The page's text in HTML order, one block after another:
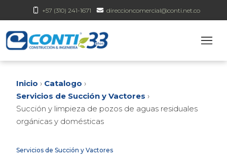
+57 (310) 241-1671 direccioncomercial@conti.net.co
Inicio › Catalogo ›
Servicios de Succión y Vactores ›
Succión y limpieza de pozos de aguas residuales
orgánicas y domésticas
Servicios de Succión y Vactores